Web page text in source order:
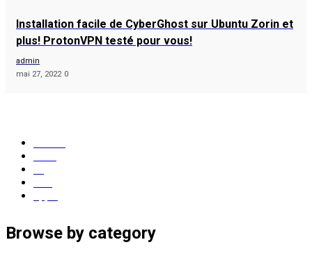
Installation facile de CyberGhost sur Ubuntu Zorin et
plus! ProtonVPN testé pour vous!
admin
mai 27, 2022 0
Browse by category